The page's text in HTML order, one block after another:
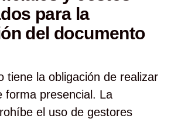
para la
del documento
tiene la obligación de realizar
forma presencial. La
el uso de gestores